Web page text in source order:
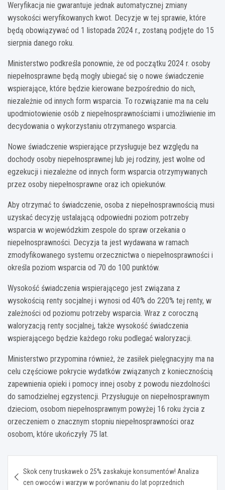
Weryfikacja nie gwarantuje jednak automatycznej zmiany
wysokości weryfikowanych kwot. Decyzje w tej sprawie, które
będą obowiązywać od 1 listopada 2024 r., zostaną podjęte do 15
sierpnia danego roku.
Ministerstwo podkreśla ponownie, że od początku 2024 r. osoby
niepełnosprawne będą mogły ubiegać się o nowe świadczenie
wspierające, które będzie kierowane bezpośrednio do nich,
niezależnie od innych form wsparcia. To rozwiązanie ma na celu
upodmiotowienie osób z niepełnosprawnościami i umożliwienie im
decydowania o wykorzystaniu otrzymanego wsparcia.
Nowe świadczenie wspierające przysługuje bez względu na
dochody osoby niepełnosprawnej lub jej rodziny, jest wolne od
egzekucji i niezależne od innych form wsparcia otrzymywanych
przez osoby niepełnosprawne oraz ich opiekunów.
Aby otrzymać to świadczenie, osoba z niepełnosprawnością musi
uzyskać decyzję ustalającą odpowiedni poziom potrzeby
wsparcia w wojewódzkim zespole do spraw orzekania o
niepełnosprawności. Decyzja ta jest wydawana w ramach
zmodyfikowanego systemu orzecznictwa o niepełnosprawności i
określa poziom wsparcia od 70 do 100 punktów.
Wysokość świadczenia wspierającego jest związana z
wysokością renty socjalnej i wynosi od 40% do 220% tej renty, w
zależności od poziomu potrzeby wsparcia. Wraz z coroczną
waloryzacją renty socjalnej, także wysokość świadczenia
wspierającego będzie każdego roku podlegać waloryzacji.
Ministerstwo przypomina również, że zasiłek pielęgnacyjny ma na
celu częściowe pokrycie wydatków związanych z koniecznością
zapewnienia opieki i pomocy innej osoby z powodu niezdolności
do samodzielnej egzystencji. Przysługuje on niepełnosprawnym
dzieciom, osobom niepełnosprawnym powyżej 16 roku życia z
orzeczeniem o znacznym stopniu niepełnosprawności oraz
osobom, które ukończyły 75 lat.
wpisu
Skok ceny truskawek o 25% zaskakuje konsumentów! Analiza
cen owoców i warzyw w porównaniu do lat poprzednich